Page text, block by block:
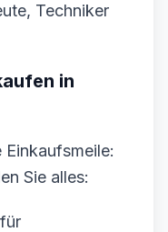
Techniker
in
Sie alles: